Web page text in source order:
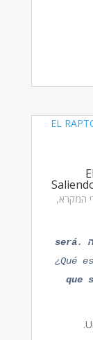
המקרא,
será.
¿Qué
que